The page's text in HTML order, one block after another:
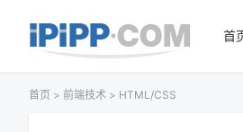
首
首页 > 前端技术 > HTML/CSS